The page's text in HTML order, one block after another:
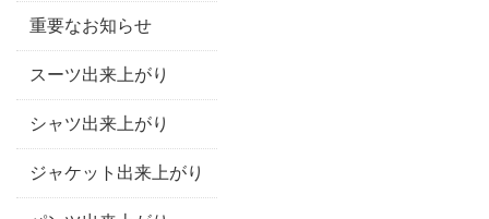
重要なお知らせ
スーツ出来上がり
シャツ出来上がり
ジャケット出来上がり